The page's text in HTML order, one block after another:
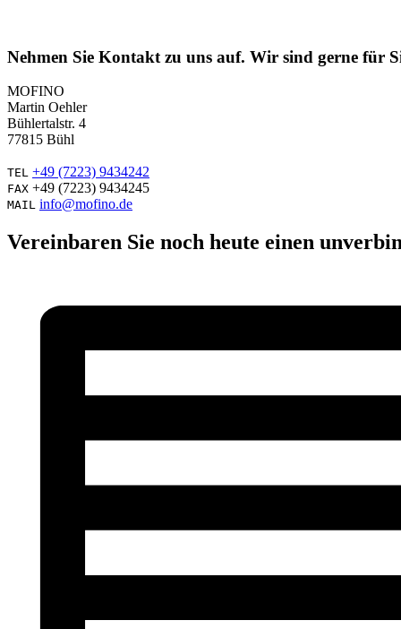
Nehmen Sie Kontakt zu uns auf. Wir sind gerne für
MOFINO
Martin Oehler
Bühlertalstr. 4
77815 Bühl
TEL +49 (7223) 9434242
FAX +49 (7223) 9434245
MAIL info@mofino.de
Vereinbaren Sie noch heute einen